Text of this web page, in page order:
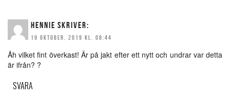
HENNIE SKRIVER:
19 OKTOBER, 2019 KL. 08:44
Åh vilket fint överkast! Är på jakt efter ett nytt och undrar var detta
är ifrån? ?
SVARA